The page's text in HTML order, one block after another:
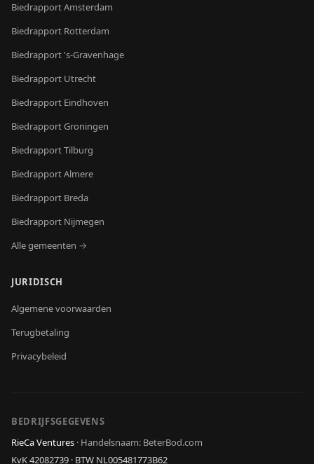
BiedrapportAmsterdam
Biedrapport Rotterdam
Biedrapport 's-Gravenhage
Biedrapport Utrecht
Biedrapport Eindhoven
BiedrapportGroningen
BiedrapportTilburg
BiedrapportAlmere
Biedrapport Breda
Biedrapport Nijmegen
Alle gemeenten →
JURIDISCH
Algemene voorwaarden
Terugbetaling
Privacybeleid
BEDRIJFSGEGEVENS
RieCa Ventures · Handelsnaam: BeterBod.com
KvK42082739 · BTW NL005481773B62